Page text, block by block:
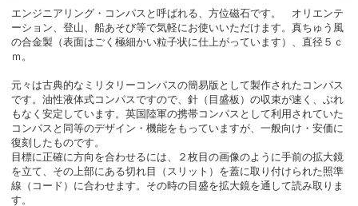
エンジニアリング・コンパスと呼ばれる、方位磁石です。 オリエンテ
ーション、登山、船あそび等で気軽にお使いいただけます。真ちゅう風
の合金製（表面はごく極細かい粒子状に仕上がっています）、直径５ｃ
ｍ。
元々は古典的なミリタリーコンパスの簡易版として製作されたコンパス
です。油性液体式コンパスですので、針（目盛板）の収束が速く、ぶれ
もなく安定しています。英国陸軍の携帯コンパスとして利用されていた
コンパスと同等のデザイン・機能をもっていますが、一般向け・安価に
復刻したものです。
目標に正確に方向を合わせるには、２枚目の画像のように手前の拡大鏡
を立て、その上部にある切れ目（スリット）を蓋に取り付けられた照準
線（コード）に合わせます。その時の目盛を拡大鏡を通して読み取りま
す。